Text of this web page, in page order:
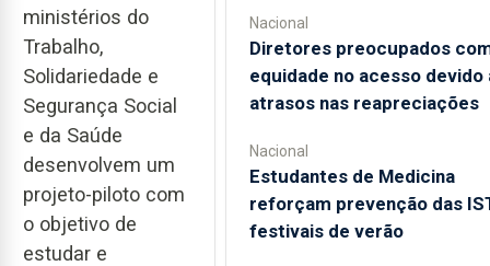
ministérios do
Trabalho,
Solidariedade e
Segurança Social
e da Saúde
desenvolvem um
projeto-piloto com
o objetivo de
estudar e
Nacional
Diretores preocupados
equidade no acesso devido
atrasos nas reapreciações
Nacional
Estudantes de Medicina
reforçam prevenção das
festivais de verão